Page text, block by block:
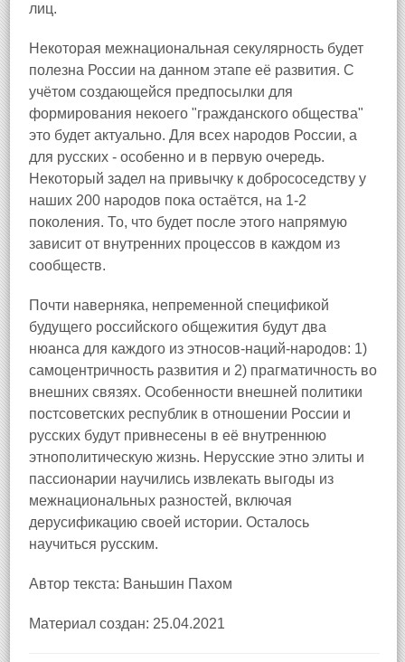
лиц.
Некоторая межнациональная секулярность будет
полезна России на данном этапе её развития. С
учётом создающейся предпосылки для
формирования некоего "гражданского общества"
это будет актуально. Для всех народов России, а
для русских - особенно и в первую очередь.
Некоторый задел на привычку к добрососедству у
наших 200 народов пока остаётся, на 1-2
поколения. То, что будет после этого напрямую
зависит от внутренних процессов в каждом из
сообществ.
Почти наверняка, непременной спецификой
будущего российского общежития будут два
нюанса для каждого из этносов-наций-народов: 1)
самоцентричность развития и 2) прагматичность во
внешних связях. Особенности внешней политики
постсоветских республик в отношении России и
русских будут привнесены в её внутреннюю
этнополитическую жизнь. Нерусские этно элиты и
пассионарии научились извлекать выгоды из
межнациональных разностей, включая
дерусификацию своей истории. Осталось
научиться русским.
Автор текста: Ваньшин Пахом
Материал создан: 25.04.2021